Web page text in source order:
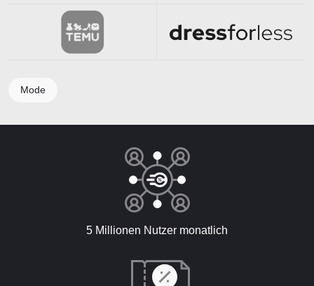
Mode
5 Millionen Nutzer monatlich